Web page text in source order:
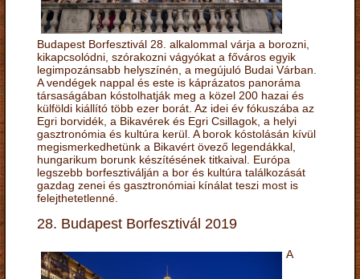
Budapest Borfesztivál 28. alkalommal várja a borozni,
kikapcsolódni, szórakozni vágyókat a főváros egyik
legimpozánsabb helyszínén, a megújuló Budai Várban.
A vendégek nappal és este is káprázatos panoráma
társaságában kóstolhatják meg a közel 200 hazai és
külföldi kiállító több ezer borát. Az idei év fókuszába az
Egri borvidék, a Bikavérek és Egri Csillagok, a helyi
gasztronómia és kultúra kerül. A borok kóstolásán kívül
megismerkedhetünk a Bikavért övező legendákkal,
hungarikum borunk készítésének titkaival. Európa
legszebb borfesztiválján a bor és kultúra találkozását
gazdag zenei és gasztronómiai kínálat teszi most is
felejthetetlenné.
28. Budapest Borfesztivál 2019
A